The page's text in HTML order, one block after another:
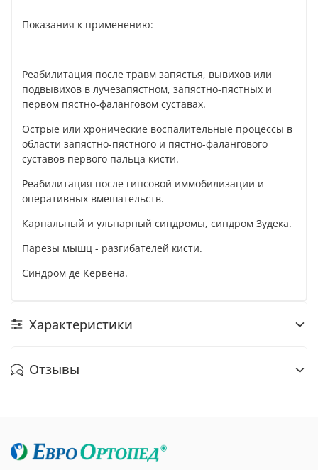
Показания к применению:
Реабилитация после травм запястья, вывихов или
подвывихов в лучезапястном, запястно-пястных и
первом пястно-фаланговом суставах.
Острые или хронические воспалительные процессы в
области запястно-пястного и пястно-фалангового
суставов первого пальца кисти.
Реабилитация после гипсовой иммобилизации и
оперативных вмешательств.
Карпальный и ульнарный синдромы, синдром Зудека.
Парезы мышц - разгибателей кисти.
Синдром де Кервена.
Характеристики
Отзывы